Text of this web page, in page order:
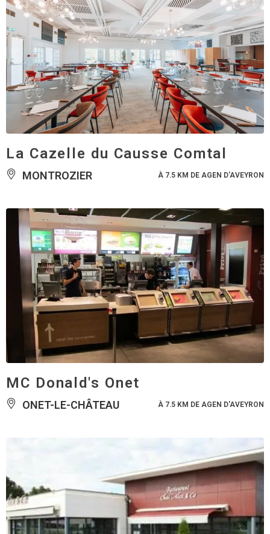
La Cazelle du Causse Comtal
MONTROZIER À 7.5 KM DE AGEN D'AVEYRON
MC Donald's Onet
ONET-LE-CHÂTEAU À 7.5 KM DE AGEN D'AVEYRON